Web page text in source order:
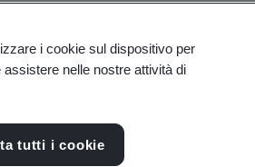
i cookie sul dispositivo per
nelle nostre attività di
tutti i cookie